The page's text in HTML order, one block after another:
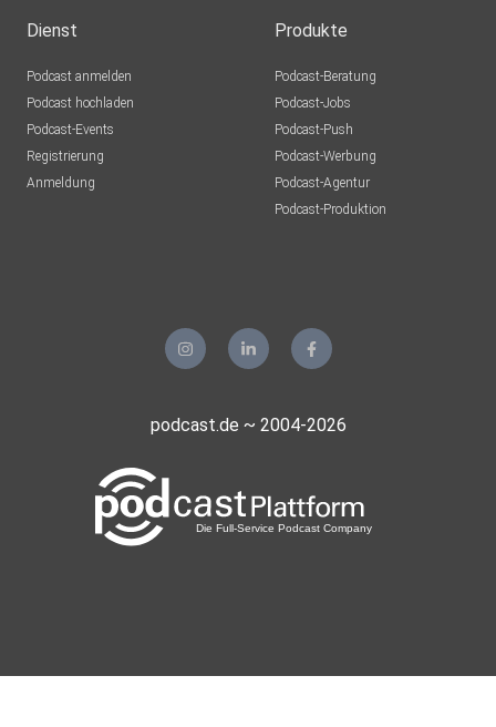
Dienst
Podcast anmelden
Podcast hochladen
Podcast-Events
Registrierung
Anmeldung
Produkte
Podcast-Beratung
Podcast-Jobs
Podcast-Push
Podcast-Werbung
Podcast-Agentur
Podcast-Produktion
podcast.de ~ 2004-2026